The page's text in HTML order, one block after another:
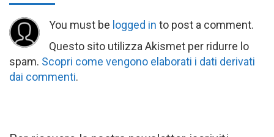
You must be logged in to post a comment.
Questo sito utilizza Akismet per ridurre lo
spam. Scopri come vengono elaborati i dati derivati
dai commenti.